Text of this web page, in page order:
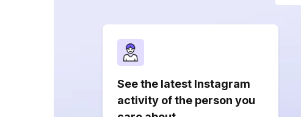
See the latest Instagram
activity of the person you